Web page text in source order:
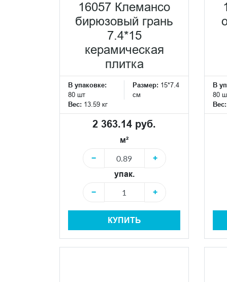
16057 Клемансо
бирюзовый грань
7.4*15
керамическая
плитка
В упаковке:
80 шт
Размер: 15*7.4
см
Вес: 13.59 кг
2 363.14 руб.
м²
−
+
упак.
−
+
КУПИТЬ
В
80
Вес: